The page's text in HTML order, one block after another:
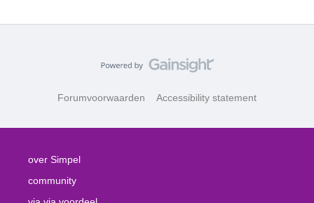
Forumvoorwaarden Accessibility statement
over Simpel
community